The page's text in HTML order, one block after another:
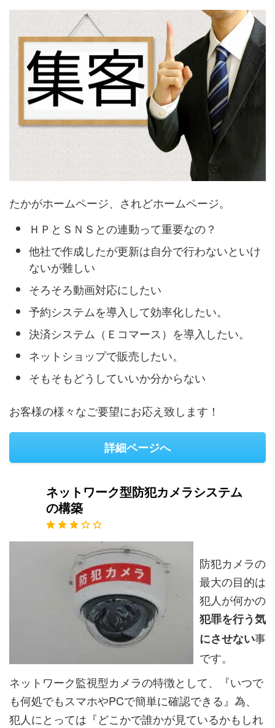
たかがホームページ、されどホームページ。
ＨＰとＳＮＳとの連動って重要なの？
他社で作成したが更新は自分で行わないといけ
ないが難しい
そろそろ動画対応にしたい
予約システムを導入して効率化したい。
決済システム（Ｅコマース）を導入したい。
ネットショップで販売したい。
そもそもどうしていいか分からない
お客様の様々なご要望にお応え致します！
詳細ページへ
ネットワーク型防犯カメラシステム
の構築
防犯カメラの
最大の目的は
犯人が何かの
犯罪を行う気
にさせない事
です。
ネットワーク監視型カメラの特徴として、『いつで
も何処でもスマホやPCで簡単に確認できる』為、
犯人にとっては『どこかで誰かが見ているかもしれ